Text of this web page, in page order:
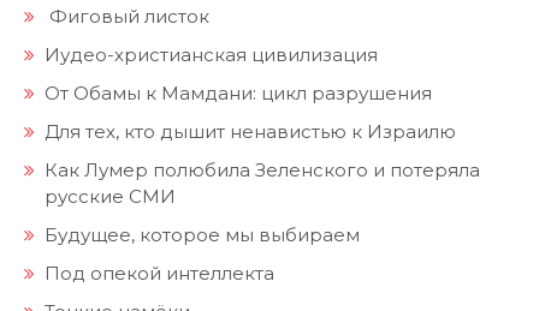
Фиговый листок
Иудео-христианская цивилизация
От Обамы к Мамдани: цикл разрушения
Для тех, кто дышит ненавистью к Израилю
Как Лумер полюбила Зеленского и потеряла
русские СМИ
Будущее, которое мы выбираем
Под опекой интеллекта